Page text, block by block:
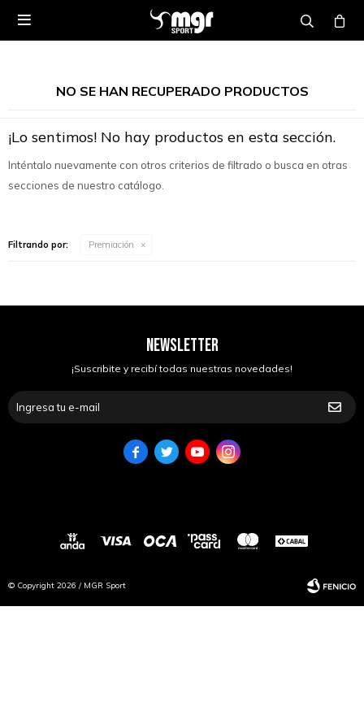

NO SE HAN RECUPERADO PRODUCTOS
¡Lo sentimos! No hay productos en esta sección.
Inténtalo nuevamente con otros criterios de filtrado o busca en otras
secciones de nuestro catálogo.
Filtrando por: Premiación
NEWSLETTER
¡Suscribite y recibí todas nuestras novedades!
   
© Copyright 2026 / MGR Sport